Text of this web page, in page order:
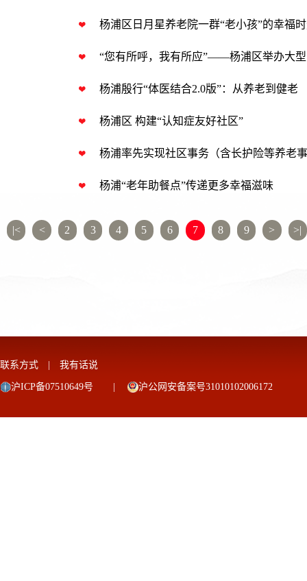
杨浦区日月星养老院一群“老小孩”的幸福
“您有所呼，我有所应”——杨浦区举办大
杨浦殷行“体医结合2.0版”：从养老到健老
杨浦区 构建“认知症友好社区”
杨浦率先实现社区事务（含长护险等养老
杨浦“老年助餐点”传递更多幸福滋味
|< < 2 3 4 5 6 7 8 9 > >|
联系方式 我有话说
沪ICP备07510649号 沪公网安备案号31010102006172